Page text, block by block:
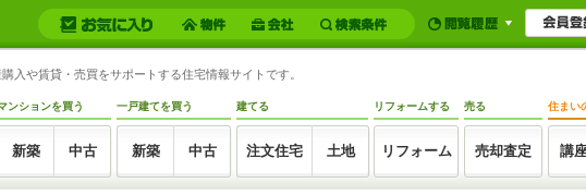
入や賃貸・売買をサポートする住宅情報サイトです。
ンションを買う
新築 中古
一戸建てを買う
新築 中古
建てる
注文住宅 土地
リフォームする
リフォーム
売る
売却査定
住まい
講